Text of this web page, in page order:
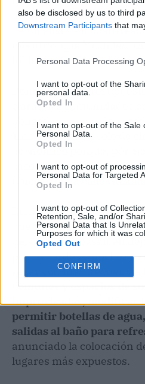
also be disclosed by us to third
Downstream Participants that
Personal Data Processing
I want to opt-out of the
personal data.
Opted In
I want to opt-out of the Sale
Personal Data.
Opted In
I want to opt-out of
Personal Data for Targeted
Opted In
I want to opt-out of
Retention, Sale, and/or
Personal Data that Is
Purposes for which it was
Opted Out
CONFIRM
40.000 euros. Alcorcón
de música y en cuatro
mientras que Móstoles
toldos en las fachadas
Donde no hay
claras, las comunidades
obligadas a recurrir a
Y no es cuestión solo de
económico porque, por
caso del colegio privado
ubicado en la calle
En un comunicado
que ha tenido acceso el
del centro se basan en
por las tardes y noches
regar con más frecuencia
comunes y espacios de
improvisadas, modificar
permitir botellas de
salidas al baño para
anunciado la colocación
lugares más expuestos.